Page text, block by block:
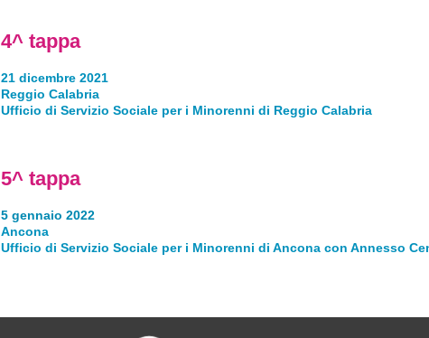
4^ tappa
21 dicembre 2021
Reggio Calabria
Ufficio di Servizio Sociale per i Minorenni di Reggio Calabria
5^ tappa
5 gennaio 2022
Ancona
Ufficio di Servizio Sociale per i Minorenni di Ancona con Annesso